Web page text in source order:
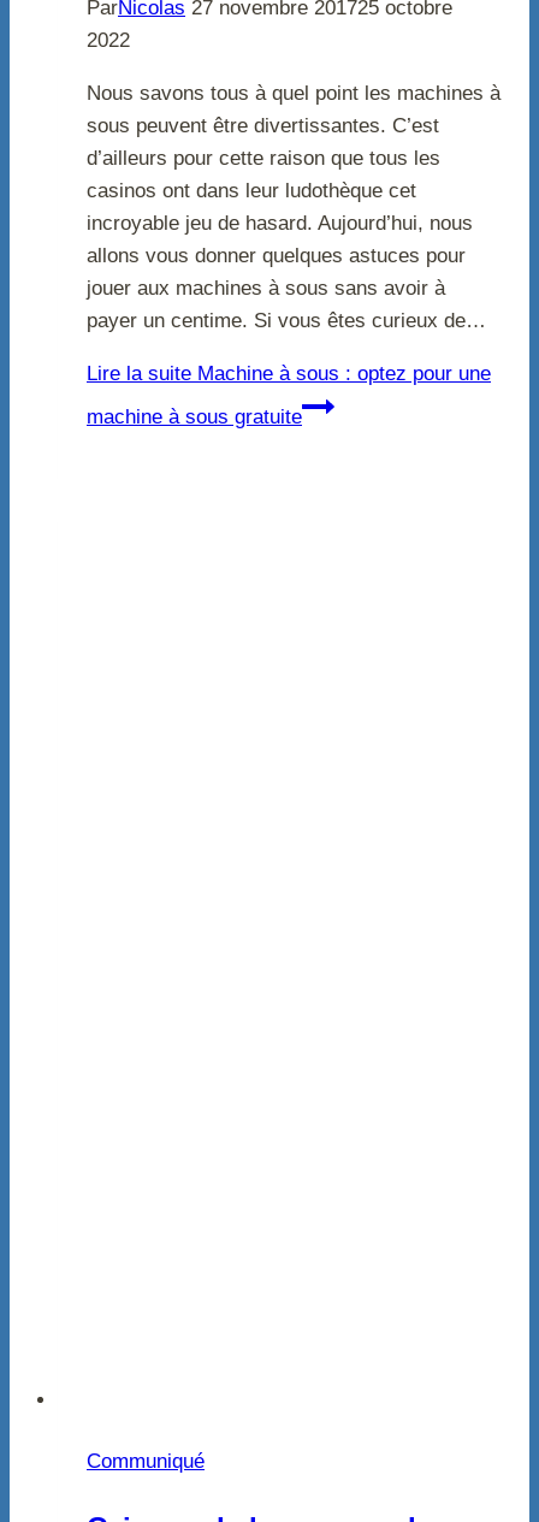
ParNicolas 27 novembre 201725 octobre
2022
Nous savons tous à quel point les machines à
sous peuvent être divertissantes. C’est
d’ailleurs pour cette raison que tous les
casinos ont dans leur ludothèque cet
incroyable jeu de hasard. Aujourd’hui, nous
allons vous donner quelques astuces pour
jouer aux machines à sous sans avoir à
payer un centime. Si vous êtes curieux de…
Lire la suite Machine à sous : optez pour une
machine à sous gratuite
Communiqué